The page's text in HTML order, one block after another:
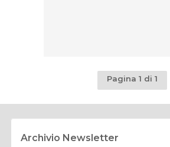
Pagina 1 di 1
Archivio Newsletter